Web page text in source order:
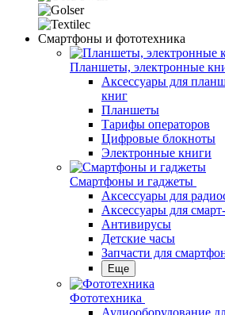
Смартфоны и фототехника
Планшеты, электронные
Аксессуары для
книг
Планшеты
Тарифы операторов
Цифровые блокноты
Электронные книги
Смартфоны и гаджеты
Аксессуары для
Аксессуары для
Антивирусы
Детские часы
Запчасти для
Еще
Фототехника
Аудиооборудование